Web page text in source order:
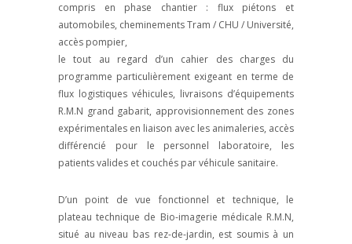
compris en phase chantier : flux piétons et
automobiles, cheminements Tram / CHU / Université,
accès pompier,
le tout au regard d’un cahier des charges du
programme particulièrement exigeant en terme de
flux logistiques véhicules, livraisons d’équipements
R.M.N grand gabarit, approvisionnement des zones
expérimentales en liaison avec les animaleries, accès
différencié pour le personnel laboratoire, les
patients valides et couchés par véhicule sanitaire.
D’un point de vue fonctionnel et technique, le
plateau technique de Bio-imagerie médicale R.M.N,
situé au niveau bas rez-de-jardin, est soumis à un